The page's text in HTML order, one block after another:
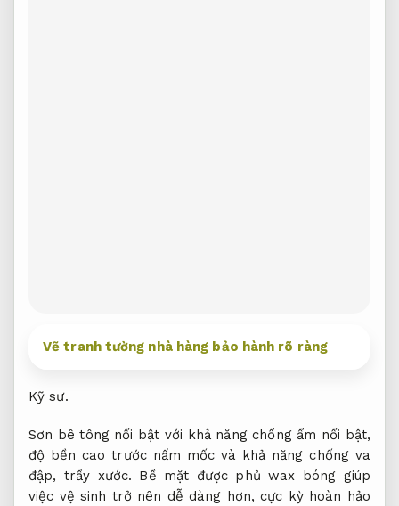
Vẽ tranh tường nhà hàng bảo hành rõ ràng
Kỹ sư.
Sơn bê tông nổi bật với khả năng chống ẩm nổi bật,
độ bền cao trước nấm mốc và khả năng chống va
đập, trầy xước. Bề mặt được phủ wax bóng giúp
việc vệ sinh trở nên dễ dàng hơn, cực kỳ hoàn hảo